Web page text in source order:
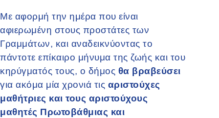
Με αφορμή την ημέρα που είναι
αφιερωμένη στους προστάτες των
Γραμμάτων, και αναδεικνύοντας το
πάντοτε επίκαιρο μήνυμα της ζωής και του
κηρύγματός τους, ο δήμος θα βραβεύσει
για ακόμα μία χρονιά τις αριστούχες
μαθήτριες και τους αριστούχους
μαθητές Πρωτοβάθμιας και